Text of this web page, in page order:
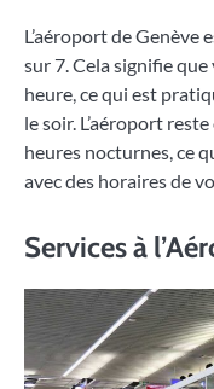
L’aéroport de Genève
sur 7. Cela signifie
heure, ce qui est
le soir. L’aéroport
heures nocturnes, ce
avec des horaires de
Services à